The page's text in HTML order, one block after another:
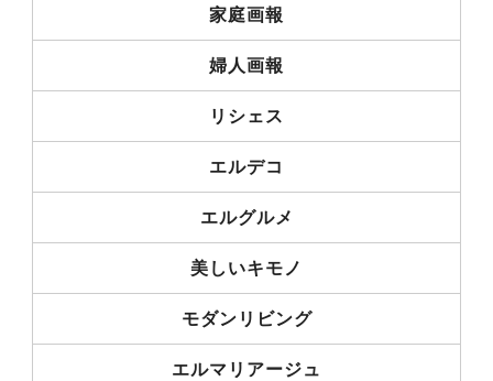
家庭画報
婦人画報
リシェス
エルデコ
エルグルメ
美しいキモノ
モダンリビング
エルマリアージュ